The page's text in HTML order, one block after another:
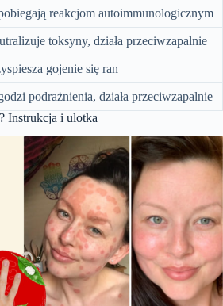
reakcjom autoimmunologicznym
toksyny, działa przeciwzapalnie
gojenie się ran
podrażnienia, działa przeciwzapalnie
Instrukcja i ulotka